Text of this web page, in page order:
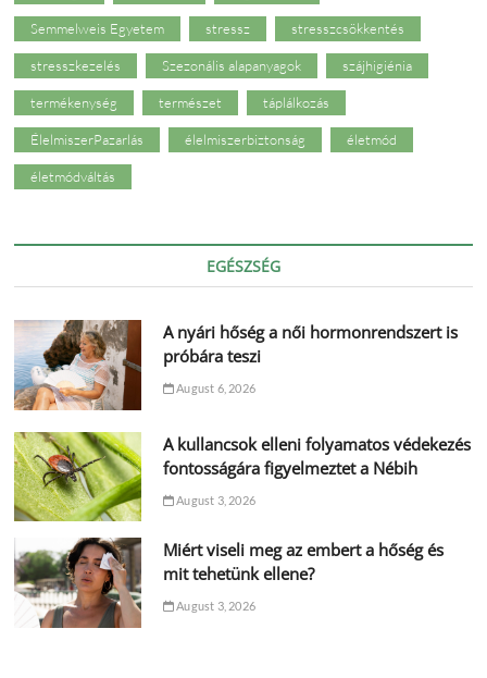
Semmelweis Egyetem stressz stresszcsökkentés
stresszkezelés Szezonális alapanyagok szájhigiénia
termékenység természet táplálkozás
ÉlelmiszerPazarlás élelmiszerbiztonság életmód
életmódváltás
EGÉSZSÉG
A nyári hőség a női hormonrendszert is
próbára teszi
August 6, 2026
A kullancsok elleni folyamatos védekezés
fontosságára figyelmeztet a Nébih
August 3, 2026
Miért viseli meg az embert a hőség és
mit tehetünk ellene?
August 3, 2026